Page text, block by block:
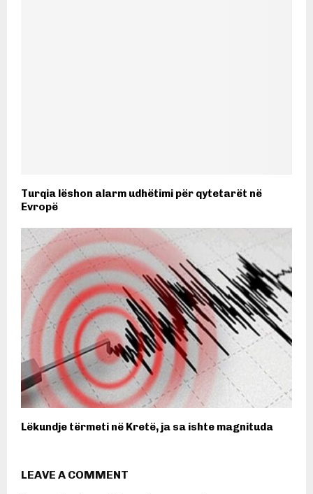
Turqia lëshon alarm udhëtimi për qytetarët në
Evropë
Lëkundje tërmeti në Kretë, ja sa ishte magnituda
LEAVE A COMMENT